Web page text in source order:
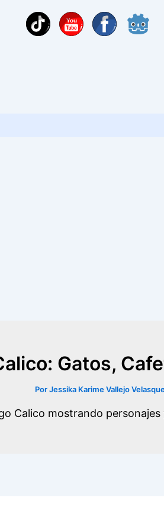
You
Gatos,
PorJessika Karime Vallejo